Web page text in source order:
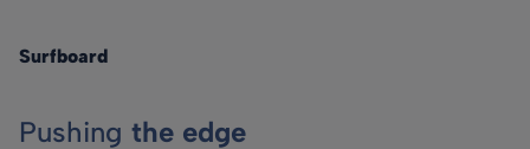
Surfboard
Pushing the edge